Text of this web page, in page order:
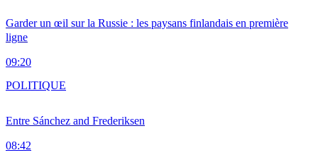
Garder un œil sur la Russie : les paysans finlandais en première
ligne
09:20
Entre Sánchez and Frederiksen
08:42
POLITIQUE